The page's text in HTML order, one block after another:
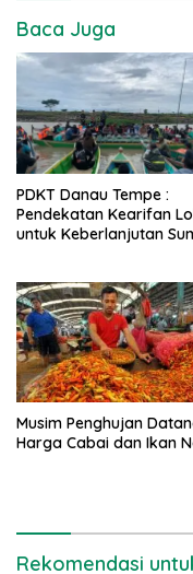
Baca Juga
PDKT Danau Tempe :
Pendekatan Kearifan
untuk Keberlanjutan
Musim Penghujan
Harga Cabai dan Ikan
Rekomendasi